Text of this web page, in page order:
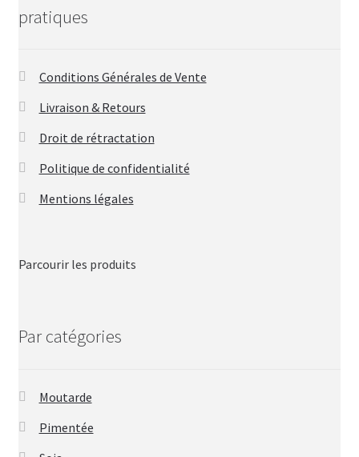
pratiques
Conditions Générales de Vente
Livraison & Retours
Droit de rétractation
Politique de confidentialité
Mentions légales
Parcourir les produits
Par catégories
Moutarde
Pimentée